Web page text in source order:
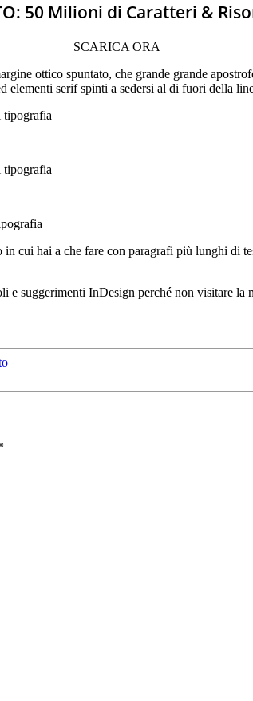
50 Milioni di Caratteri &
SCARICA ORA
ottico spuntato, che grande grande
elementi serif spinti a sedersi al di fuori della
in cui hai a che fare con paragrafi più lunghi
e suggerimenti InDesign perché non visitare la